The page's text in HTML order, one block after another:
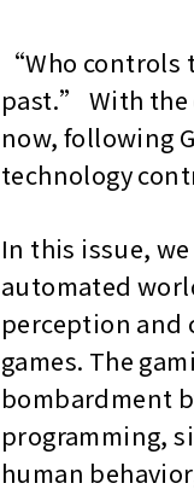
“Who
past.” With the
now, following
technology
In this issue,
automated
perception and
games. The
bombardment
programming,
human